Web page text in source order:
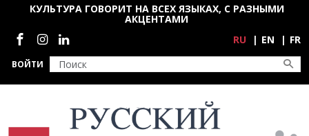
Перейти к основному содержанию
ВОЙТИ
КУЛЬТУРА ГОВОРИТ НА ВСЕХ ЯЗЫКАХ, С РАЗНЫМИ
АКЦЕНТАМИ
Социальные сети
RU EN FR